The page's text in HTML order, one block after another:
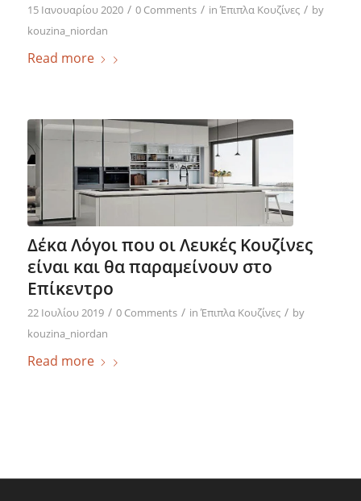
15 Ιανουαρίου 2020 / 0 Comments / in Έπιπλα Κουζίνες / by
kouzina_niordan
Read more
Δέκα Λόγοι που οι Λευκές Κουζίνες
είναι και θα παραμείνουν στο
Επίκεντρο
22 Ιουλίου 2019 / 0 Comments / in Έπιπλα Κουζίνες / by
kouzina_niordan
Read more